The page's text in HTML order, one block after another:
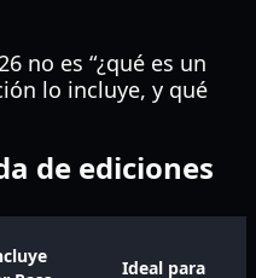
no es “¿qué es un
lo incluye, y qué
de ediciones
Ideal para